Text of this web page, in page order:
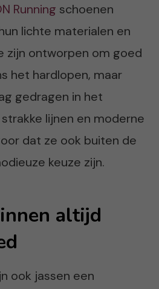
Running schoenen
lichte materialen en
zijn ontworpen om goed
het hardlopen, maar
gedragen in het
lijnen en moderne
dat ze ook buiten de
keuze zijn.
altijd
ook jassen een